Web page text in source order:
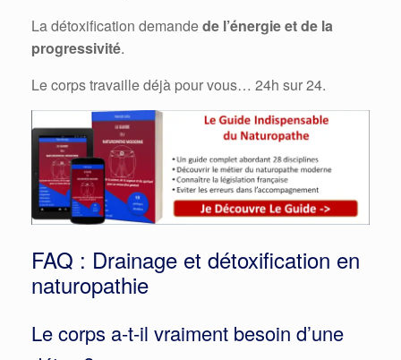
La détoxification demandede l’énergie et de la
progressivité.
Le corps travaille déjà pour vous… 24h sur 24.
FAQ : Drainage et détoxification en
naturopathie
Le corps a-t-il vraiment besoin d’une